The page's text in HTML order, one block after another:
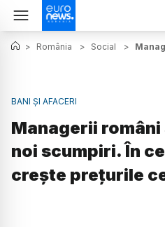
> România > Social >
BANI ȘI AFACERI
Managerii
noi scumpiri. În
crește prețurile